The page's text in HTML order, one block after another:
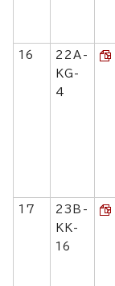
16
22A-
KG-
4
17
23B-
KK-
16